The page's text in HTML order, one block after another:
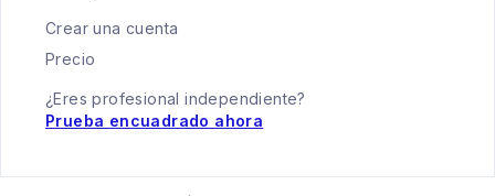
Crear una cuenta
Precio
¿Eres profesional independiente?
Prueba encuadrado ahora